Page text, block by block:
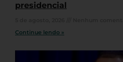
presidencial
Continue lendo »